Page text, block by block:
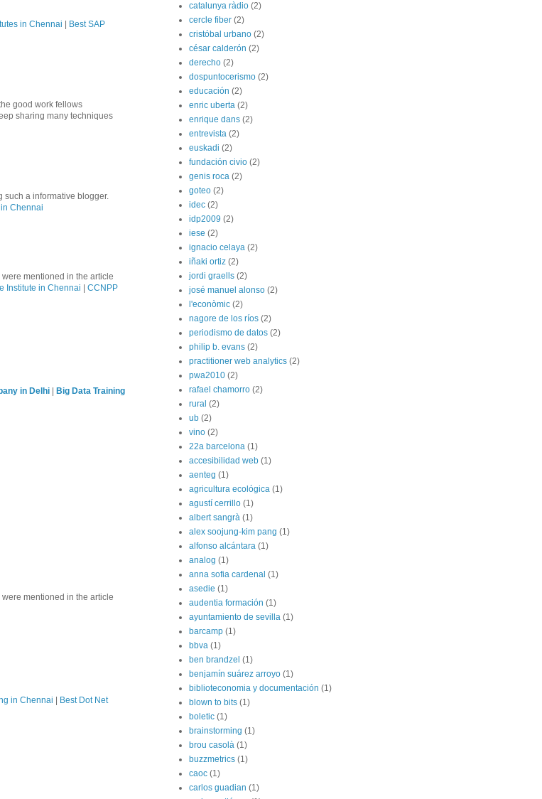
in Chennai
Best SAP
good work fellows
sharing many techniques
such a informative blogger.
Chennai
mentioned in the article
Institute in Chennai
CCNPP
in Delhi
Big Data Training
mentioned in the article
in Chennai
Best Dot Net
catalunya ràdio (2)
cercle fiber (2)
cristóbal urbano (2)
césar calderón (2)
derecho (2)
dospuntocerismo (2)
educación (2)
enric uberta (2)
enrique dans (2)
entrevista (2)
euskadi (2)
fundación civio (2)
genis roca (2)
goteo (2)
idec (2)
idp2009 (2)
iese (2)
ignacio celaya (2)
iñaki ortiz (2)
jordi graells (2)
josé manuel alonso (2)
l'econòmic (2)
nagore de los ríos (2)
periodismo de datos (2)
philip b. evans (2)
practitioner web analytics (2)
pwa2010 (2)
rafael chamorro (2)
rural (2)
ub (2)
vino (2)
22a barcelona (1)
accesibilidad web (1)
aenteg (1)
agricultura ecológica (1)
agustí cerrillo (1)
albert sangrà (1)
alex soojung-kim pang (1)
alfonso alcántara (1)
analog (1)
anna sofia cardenal (1)
asedie (1)
audentia formación (1)
ayuntamiento de sevilla (1)
barcamp (1)
bbva (1)
ben brandzel (1)
benjamín suárez arroyo (1)
biblioteconomia y documentación (1)
blown to bits (1)
boletic (1)
brainstorming (1)
brou casolà (1)
buzzmetrics (1)
caoc (1)
carlos guadian (1)